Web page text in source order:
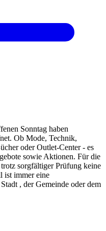
Sonntag haben
Ob Mode, Technik,
oder Outlet-Center - es
sowie Aktionen. Für die
sorgfältiger Prüfung keine
ist immer eine
, der Gemeinde oder dem